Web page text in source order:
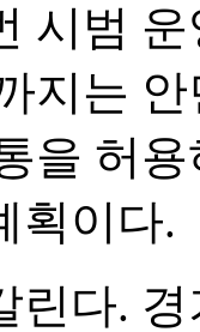
시범
지는
을 허
획이다.
린다.